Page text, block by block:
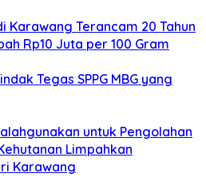
Karawang Terancam 20 Tahun
Rp10 Juta per 100 Gram
Tegas SPPG MBG yang
untuk Pengolahan
Limpahkan
Karawang